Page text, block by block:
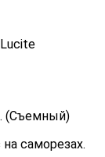
(Съемный)
саморезах.